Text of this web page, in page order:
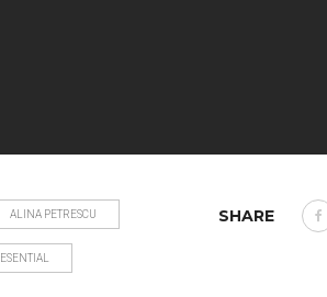
ALINA PETRESCU
ESENTIAL
SHARE